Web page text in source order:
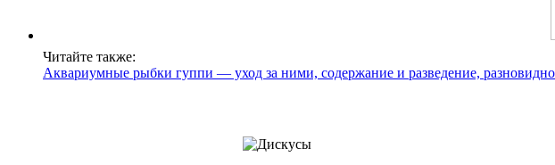
Читайте также:
Аквариумные рыбки гуппи — уход за ними, содержание и разведение,